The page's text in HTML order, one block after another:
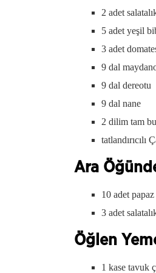
2 adet
5 adet yeşil
3 adet
9 dal
9 dal dereotu
9 dal nane
2 dilim tam
tatlandırıcılı
Ara
10 adet
3 adet
Öğlen
1 kase tavuk